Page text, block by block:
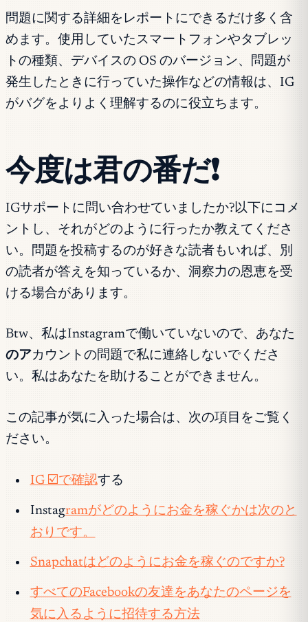
問題に関する詳細をレポートにできるだけ多く含
めます。使用していたスマートフォンやタブレッ
トの種類、デバイスの OS のバージョン、問題が
発生したときに行っていた操作などの情報は、IG
がバグをよりよく理解するのに役立ちます。
今度は君の番だ!
IGサポートに問い合わせていましたか?以下にコメ
ントし、それがどのように行ったか教えてくださ
い。問題を投稿するのが好きな読者もいれば、別
の読者が答えを知っているか、洞察力の恩恵を受
ける場合があります。
Btw、私はInstagramで働いていないので、あなた
のアカウントの問題で私に連絡しないでくださ
い。私はあなたを助けることができません。
この記事が気に入った場合は、次の項目をご覧く
ださい。
IG ☑️で確認する
Instagramがどのようにお金を稼ぐかは次のと
おりです。
Snapchatはどのようにお金を稼ぐのですか?
すべてのFacebookの友達をあなたのページを
気に入るように招待する方法